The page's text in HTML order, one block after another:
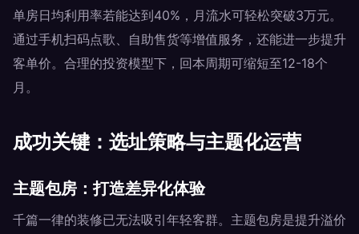
单房日均利用率若能达到40%，月流水可轻松突破3万元。
通过手机扫码点歌、自助售货等增值服务，还能进一步提升
客单价。合理的投资模型下，回本周期可缩短至12-18个
月。
成功关键：选址策略与主题化运营
主题包房：打造差异化体验
千篇一律的装修已无法吸引年轻客群。主题包房是提升溢价